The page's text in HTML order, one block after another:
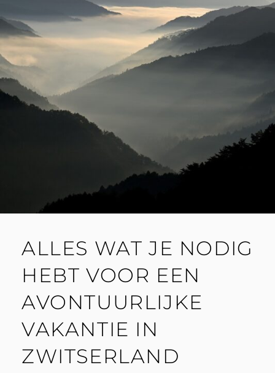
ALLES WAT JE NODIG
HEBT VOOR EEN
AVONTUURLIJKE
VAKANTIE IN
ZWITSERLAND